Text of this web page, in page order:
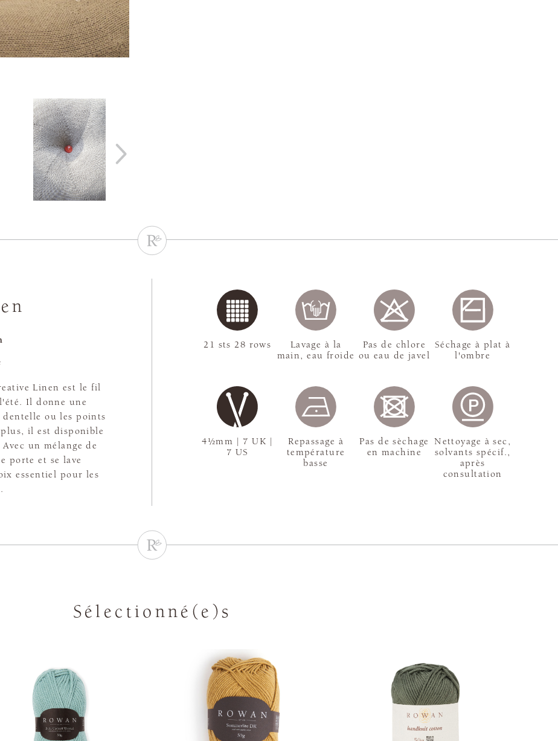
Linen est le fil
Il donne une
ou les points
il est disponible
un mélange de
porte et se lave
essentiel pour les
4½mm | 7 UK |
7 US
21 sts 28 rows
Lavage à la
main, eau froide
Pas de chlore
ou eau de javel
Séchage à plat à
l'ombre
Repassage à
température
basse
Pas de sèchage
en machine
Nettoyage à sec,
solvants spécif.,
après
consultation
Sélectionné(e)s